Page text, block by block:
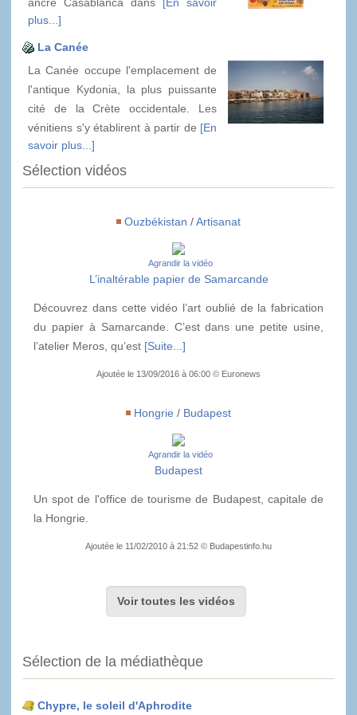
plus...]
La Canée
La Canée occupe l'emplacement de
l'antique Kydonia, la plus puissante
cité de la Crète occidentale. Les
vénitiens s'y établirent à partir de [En
savoir plus...]
Sélection vidéos
Ouzbékistan /Artisanat
Agrandir la vidéo
L’inaltérable papier de Samarcande
Découvrez dans cette vidéo l’art oublié de la fabrication
du papier à Samarcande. C’est dans une petite usine,
l’atelier Meros, qu’est [Suite...]
Ajoutée le 13/09/2016 à 06:00 © Euronews
Hongrie / Budapest
Agrandir la vidéo
Budapest
Un spot de l'office de tourisme de Budapest, capitale de
la Hongrie.
Ajoutée le 11/02/2010 à 21:52 © Budapestinfo.hu
Voir toutes les vidéos
Sélection de la médiathèque
Chypre, le soleil d'Aphrodite